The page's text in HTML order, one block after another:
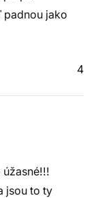
padnou jako
4
jsou to ty